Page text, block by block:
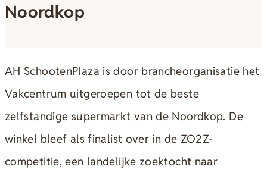
Noordkop
AH SchootenPlaza is door brancheorganisatie het
Vakcentrum uitgeroepen tot de beste
zelfstandige supermarkt van de Noordkop. De
winkel bleef als finalist over in de ZO2Z-
competitie, een landelijke zoektocht naar